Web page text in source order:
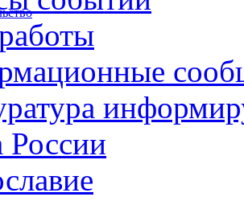
России